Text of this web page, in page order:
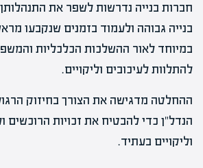
חברות בנייה נדרשות לשפר את
בנייה גבוהה ולעמוד בזמנים שנקבעו
במיוחד לאור ההשלכות הכלכליות
להתלוות לעיכובים וליקויים.
ההחלטה מדגישה את הצורך בחיזוק
הנדל"ן כדי להבטיח את זכויות הרוכשים
וליקויים בעתיד.